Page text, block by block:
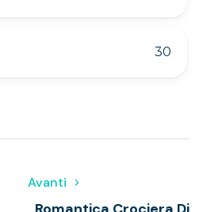
30
Avanti